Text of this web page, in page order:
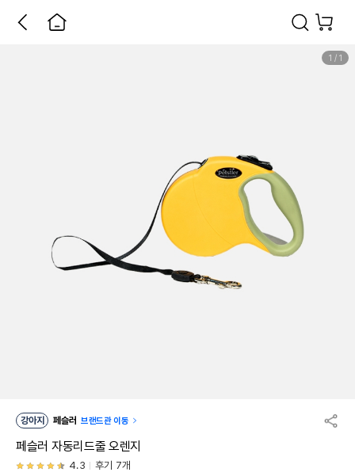
1 / 1
강아지 페슬러 브랜드관 이동
페슬러 자동리드줄 오렌지
4.3 후기 7개